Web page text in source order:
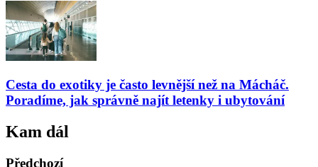
Cesta do exotiky je často levnější než na Mácháč.
Poradíme, jak správně najít letenky i ubytování
Kam dál
Předchozí